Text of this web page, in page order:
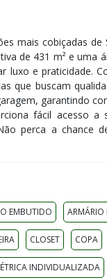
mais cobiçadas de
de 431 m² e uma
e praticidade.
que buscam
garantindo
fácil acesso a
perca a chance
EMBUTIDO
CLOSET COPA
INDIVIDUALIZADA